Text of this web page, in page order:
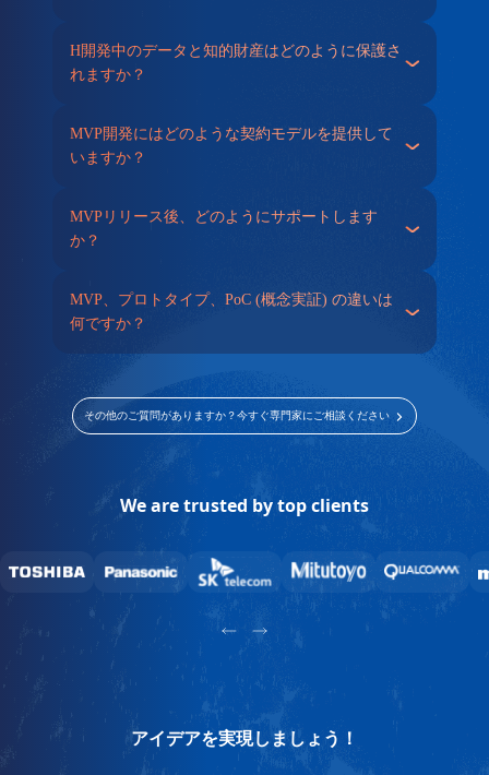
H開発中のデータと知的財産はどのように保護さ
れますか？
MVP開発にはどのような契約モデルを提供して
いますか？
MVPリリース後、どのようにサポートします
か？
MVP、プロトタイプ、PoC (概念実証) の違いは
何ですか？
その他のご質問がありますか？今すぐ専門家にご相談ください
We are trusted by top clients
アイデアを実現しましょう！